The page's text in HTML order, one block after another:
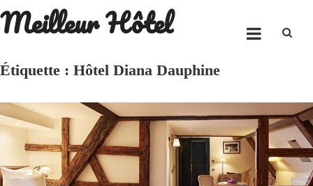
Skip
to
Meilleur Hôtel
Étiquette : Hôtel Diana Dauphine